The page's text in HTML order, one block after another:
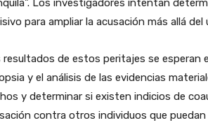
Los investigadores intentan
para ampliar la acusación más allá
resultados de estos peritajes se esperan
y el análisis de las evidencias
y determinar si existen indicios de
contra otros individuos que